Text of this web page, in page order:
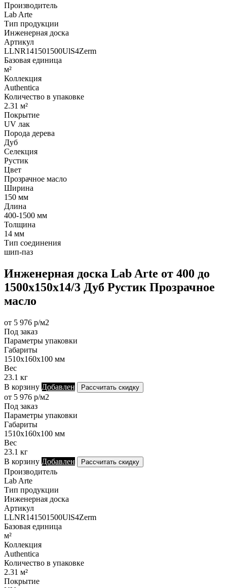
Производитель
Lab Arte
Тип продукции
Инженерная доска
Артикул
LLNR141501500UlS4Zerm
Базовая единица
м²
Коллекция
Authentica
Количество в упаковке
2.31 м²
Покрытие
UV лак
Порода дерева
Дуб
Селекция
Рустик
Цвет
Прозрачное масло
Ширина
150 мм
Длина
400-1500 мм
Толщина
14 мм
Тип соединения
шип-паз
Инженерная доска Lab Arte от 400 до
1500х150х14/3 Дуб Рустик Прозрачное
масло
от 5 976 р/м2
Под заказ
Параметры упаковки
Габариты
1510х160х100 мм
Вес
23.1 кг
В корзину Добавлен Рассчитать скидку
от 5 976 р/м2
Под заказ
Параметры упаковки
Габариты
1510х160х100 мм
Вес
23.1 кг
В корзину Добавлен Рассчитать скидку
Производитель
Lab Arte
Тип продукции
Инженерная доска
Артикул
LLNR141501500UlS4Zerm
Базовая единица
м²
Коллекция
Authentica
Количество в упаковке
2.31 м²
Покрытие